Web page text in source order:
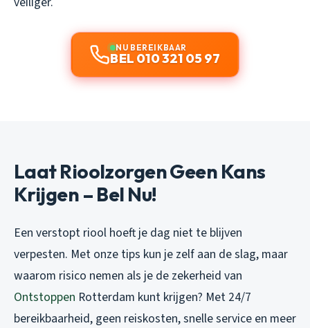
NU BEREIKBAAR
BEL 010 321 05 97
Laat Rioolzorgen Geen Kans
Krijgen – Bel Nu!
Een verstopt riool hoeft je dag niet te blijven
verpesten. Met onze tips kun je zelf aan de slag, maar
waarom risico nemen als je de zekerheid van
Ontstoppen Rotterdam kunt krijgen? Met 24/7
bereikbaarheid, geen reiskosten, snelle service en meer